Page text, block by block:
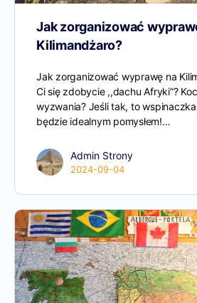
Jak zorganizować
Kilimandżaro?
Jak zorganizować wyprawę na
Ci się zdobycie ,,dachu Afryki”?
wyzwania? Jeśli tak, to
będzie idealnym pomysłem!…
Admin Strony
2024-09-04